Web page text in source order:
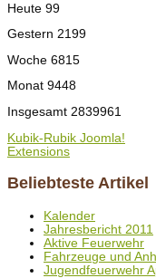
Heute 99
Gestern 2199
Woche 6815
Monat 9448
Insgesamt 2839961
Kubik-Rubik Joomla!
Extensions
Beliebteste Artikel
Kalender
Jahresbericht 2011
Aktive Feuerwehr
Fahrzeuge und
Jugendfeuerwehr